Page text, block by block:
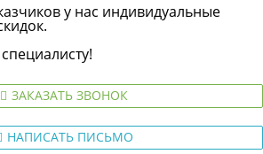
у нас индивидуальные
ЗАКАЗАТЬ ЗВОНОК
НАПИСАТЬ ПИСЬМО